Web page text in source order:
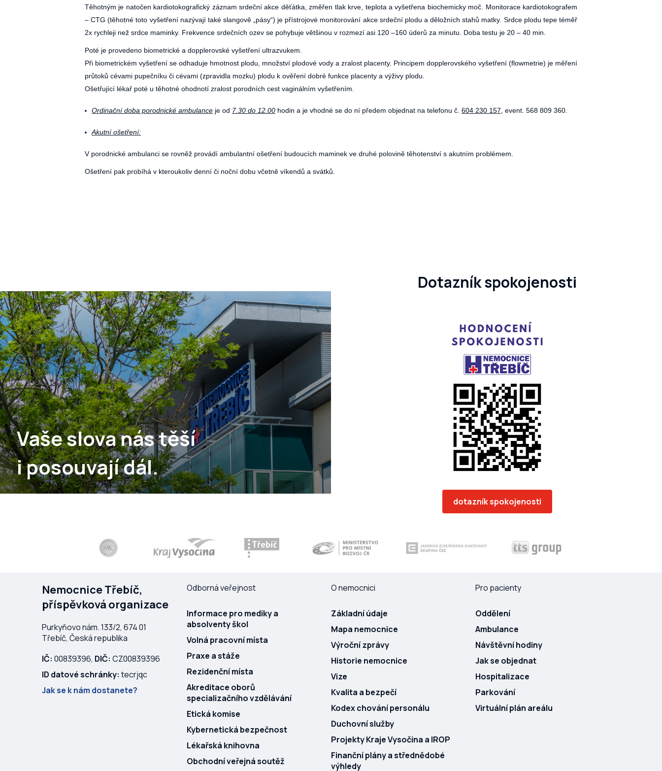
Těhotným je natočen kardiotokografický záznam srdeční akce děťátka, změřen tlak krve, teplota a vyšetřena biochemicky moč. Monitorace kardiotokografem
– CTG (těhotné toto vyšetření nazývají také slangově „pásy“) je přístrojové monitorování akce srdeční plodu a děložních stahů matky. Srdce plodu tepe téměř
2x rychleji než srdce maminky. Frekvence srdečních ozev se pohybuje většinou v rozmezí asi 120 –160 úderů za minutu. Doba testu je 20 – 40 min.
Poté je provedeno biometrické a dopplerovské vyšetření ultrazvukem.
Při biometrickém vyšetření se odhaduje hmotnost plodu, množství plodové vody a zralost placenty. Principem dopplerovského vyšetření (flowmetrie) je měření
průtoků cévami pupečníku či cévami (zpravidla mozku) plodu k ověření dobré funkce placenty a výživy plodu.
Ošetřující lékař poté u těhotné ohodnotí zralost porodních cest vaginálním vyšetřením.
Ordinační doba porodnické ambulance je od 7.30 do 12.00 hodin a je vhodné se do ní předem objednat na telefonu č. 604 230 157 , event. 568 809 360.
Akutní ošetření:
V porodnické ambulanci se rovněž provádí ambulantní ošetření budoucích maminek ve druhé polovině těhotenství s akutním problémem.
Ošetření pak probíhá v kteroukoliv denní či noční dobu včetně víkendů a svátků.
Vaše slova nás těší
i posouvají dál.
Dotazník spokojenosti
dotazník spokojenosti
Nemocnice Třebíč,
příspěvková organizace
Purkyňovo nám. 133/2, 674 01
Třebíč, Česká republika
IČ: 00839396, DIČ: CZ00839396
ID datové schránky: tecrjqc
Jak se k nám dostanete?
Odborná veřejnost
Informace pro mediky a
absolventy škol
Volná pracovní místa
Praxe a stáže
Rezidenční místa
Akreditace oborů
specializačního vzdělávání
Etická komise
Kybernetická bezpečnost
Lékařská knihovna
Obchodní veřejná soutěž
O nemocnici
Základní údaje
Mapa nemocnice
Výroční zprávy
Historie nemocnice
Vize
Kvalita a bezpečí
Kodex chování personálu
Duchovní služby
Projekty Kraje Vysočina a IROP
Finanční plány a střednědobé
výhledy
Pro pacienty
Oddělení
Ambulance
Návštěvní hodiny
Jak se objednat
Hospitalizace
Parkování
Virtuální plán areálu